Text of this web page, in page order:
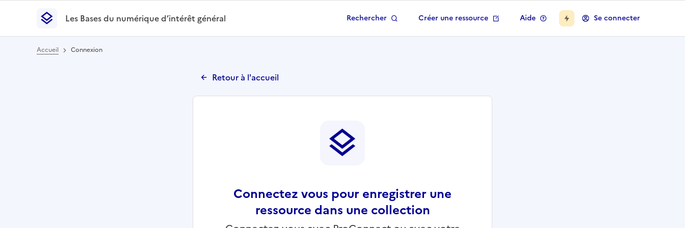
Les Bases du numérique d’intérêt général- Retour à la page d'accueil
Les Bases du numérique d’intérêt général
Rechercher Créer une ressource Aide Se connecter
Accueil Connexion
Retour à l'accueil
Connectez vous pour enregistrer une
ressource dans une collection